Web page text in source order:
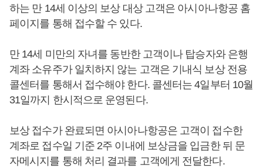
하는 만 14세 이상의 보상 대상 고객은 아시아나항공 홈
페이지를 통해 접수할 수 있다.
만 14세 미만의 자녀를 동반한 고객이나 탑승자와 은행
계좌 소유주가 일치하지 않는 고객은 기내식 보상 전용
콜센터를 통해서 접수해야 한다. 콜센터는 4일부터 10월
31일까지 한시적으로 운영된다.
보상 접수가 완료되면 아시아나항공은 고객이 접수한
계좌로 접수일 기준 2주 이내에 보상금을 입금한 뒤 문
자메시지를 통해 처리 결과를 고객에게 전달한다.